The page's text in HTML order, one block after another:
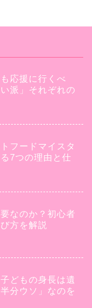
応援に行くべ
派」それぞれの
フードマイスタ
7つの理由と仕
なのか？初心者
方を解説
どもの身長は遺
分ウソ」なのを